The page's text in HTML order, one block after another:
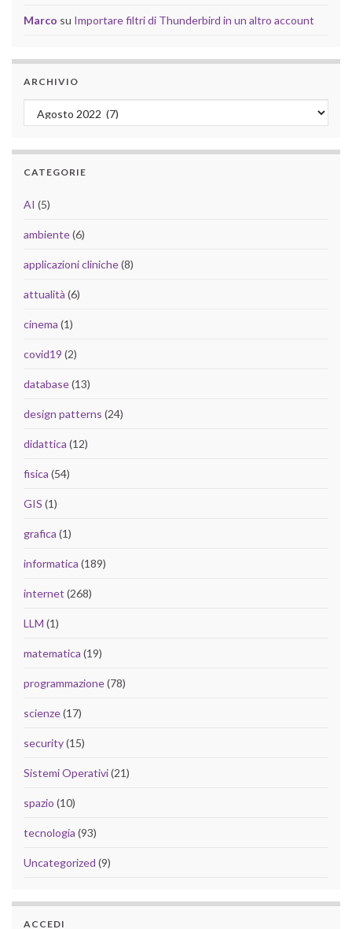
Marco su Importare filtri di Thunderbird in un altro account
ARCHIVIO
Archivio
CATEGORIE
AI (5)
ambiente(6)
applicazioni cliniche(8)
attualità (6)
cinema (1)
covid19 (2)
database(13)
design patterns (24)
didattica (12)
fisica (54)
GIS (1)
grafica (1)
informatica (189)
internet (268)
LLM (1)
matematica (19)
programmazione(78)
scienze(17)
security(15)
Sistemi Operativi(21)
spazio (10)
tecnologia (93)
Uncategorized (9)
ACCEDI